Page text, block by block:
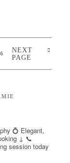
6
NEXT
PAGE
💍 Elegant,
↓ 📞
session today